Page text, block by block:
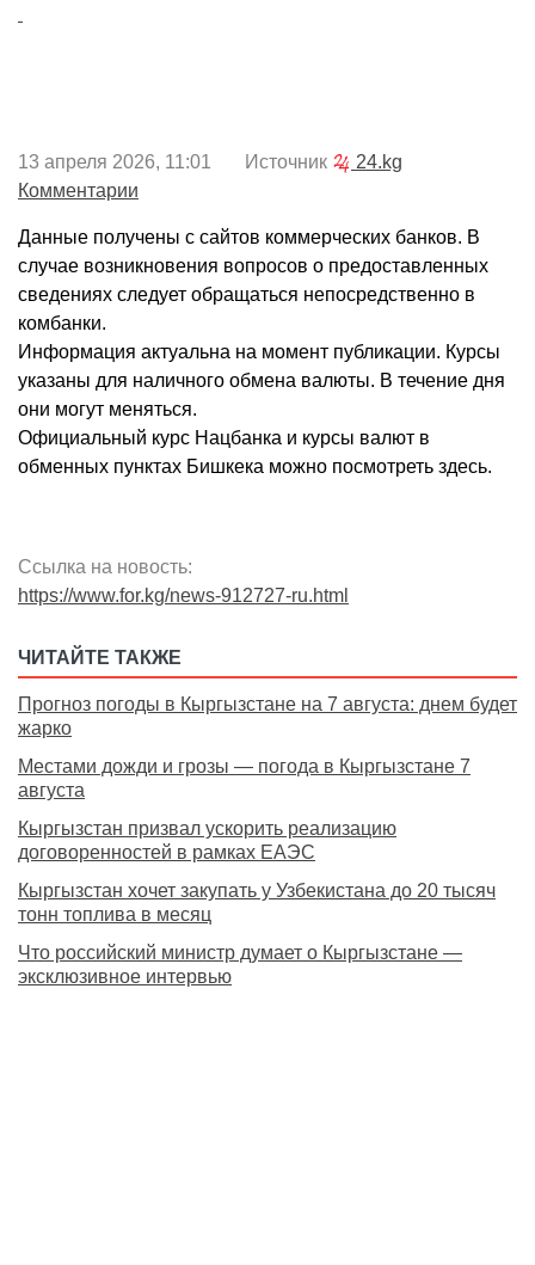
13 апреля 2026, 11:01 Источник
24.kg
Комментарии
Данные получены с сайтов коммерческих банков. В
случае возникновения вопросов о предоставленных
сведениях следует обращаться непосредственно в
комбанки.
Информация актуальна на момент публикации. Курсы
указаны для наличного обмена валюты. В течение дня
они могут меняться.
Официальный курс Нацбанка и курсы валют в
обменных пунктах Бишкека можно посмотреть здесь.
Ссылка на новость:
https://www.for.kg/news-912727-ru.html
ЧИТАЙТЕ ТАКЖЕ
Прогноз погоды в Кыргызстане на 7 августа: днем будет
жарко
Местами дожди и грозы — погода в Кыргызстане 7
августа
Кыргызстан призвал ускорить реализацию
договоренностей в рамках ЕАЭС
Кыргызстан хочет закупать у Узбекистана до 20 тысяч
тонн топлива в месяц
Что российский министр думает о Кыргызстане —
эксклюзивное интервью